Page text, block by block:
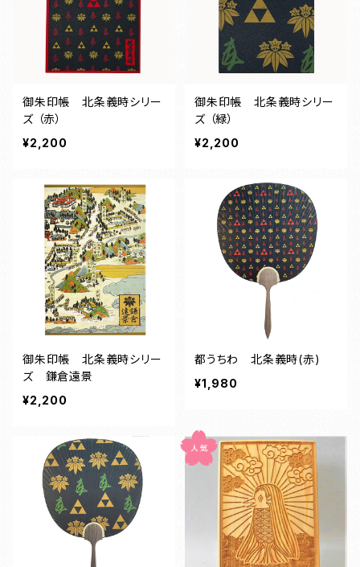
御朱印帳 北条義時シリー
ズ （赤）
¥2,200
御朱印帳 北条義時シリー
ズ （緑）
¥2,200
御朱印帳 北条義時シリー
ズ 鎌倉遠景
¥2,200
都うちわ 北条義時(赤)
¥1,980